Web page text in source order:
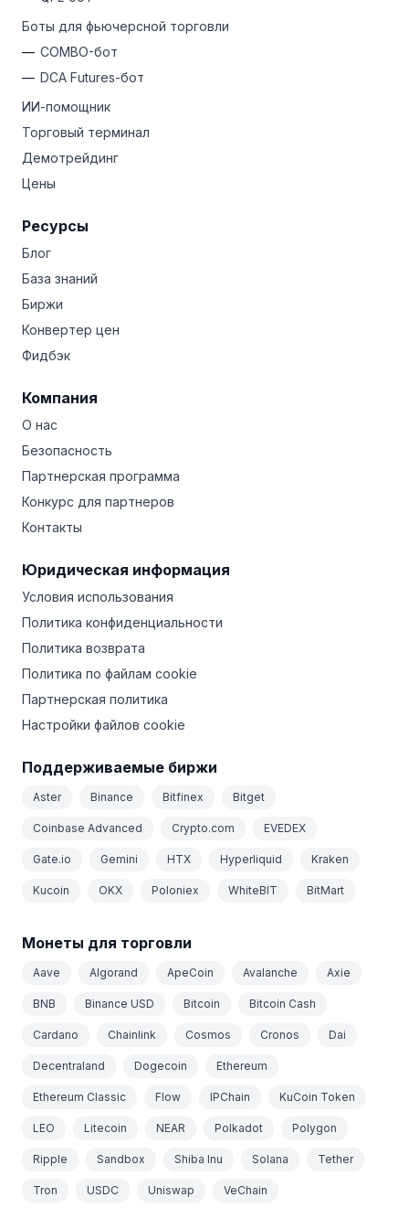
Боты для фьючерсной торговли
COMBO-бот
DCA Futures-бот
ИИ-помощник
Торговый терминал
Демотрейдинг
Цены
Ресурсы
Блог
База знаний
Биржи
Конвертер цен
Фидбэк
Компания
О нас
Безопасность
Партнерская программа
Конкурс для партнеров
Контакты
Юридическая информация
Условия использования
Политика конфиденциальности
Политика возврата
Политика по файлам cookie
Партнерская политика
Настройки файлов cookie
Поддерживаемые биржи
Aster Binance Bitfinex Bitget
Coinbase Advanced Crypto.com EVEDEX
Gate.io Gemini HTX Hyperliquid Kraken
Kucoin OKX Poloniex WhiteBIT BitMart
Монеты для торговли
Aave Algorand ApeCoin Avalanche Axie
BNB Binance USD Bitcoin Bitcoin Cash
Cardano Chainlink Cosmos Cronos Dai
Decentraland Dogecoin Ethereum
Ethereum Classic Flow IPChain KuCoin Token
LEO Litecoin NEAR Polkadot Polygon
Ripple Sandbox Shiba Inu Solana Tether
Tron USDC Uniswap VeChain